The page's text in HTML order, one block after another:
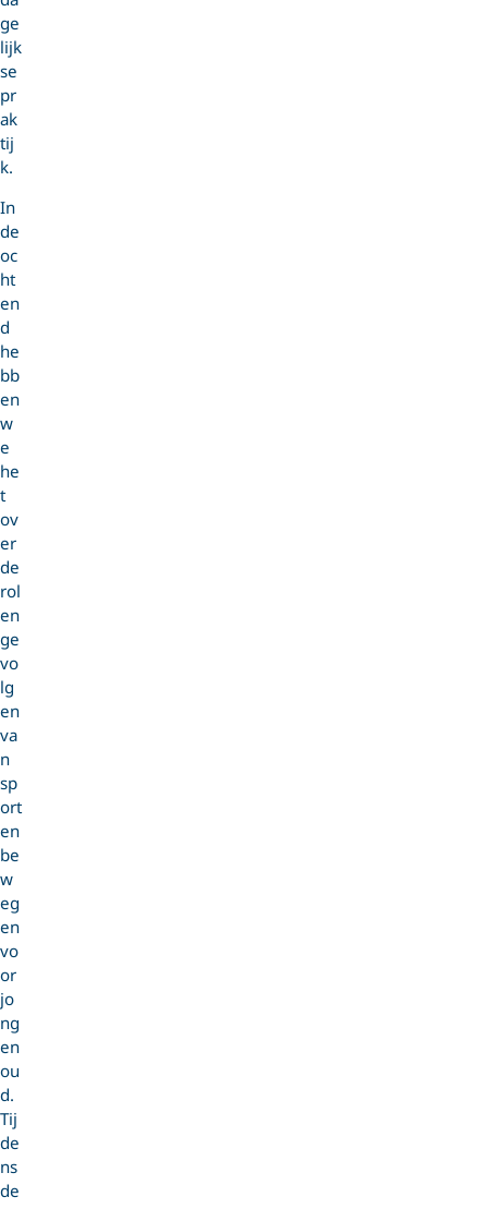
ge
lijk
se
pr
ak
tij
k.
In
de
oc
ht
en
d
he
bb
en
w
e
he
t
ov
er
de
rol
en
ge
vo
lg
en
va
n
sp
ort
en
be
w
eg
en
vo
or
jo
ng
en
ou
d.
Tij
de
ns
de